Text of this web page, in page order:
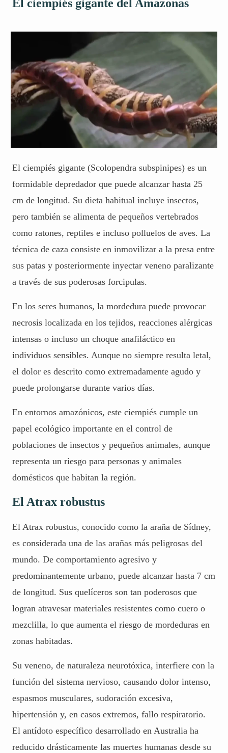
El ciempiés gigante del Amazonas
El ciempiés gigante (Scolopendra subspinipes) es un
formidable depredador que puede alcanzar hasta 25
cm de longitud. Su dieta habitual incluye insectos,
pero también se alimenta de pequeños vertebrados
como ratones, reptiles e incluso polluelos de aves. La
técnica de caza consiste en inmovilizar a la presa entre
sus patas y posteriormente inyectar veneno paralizante
a través de sus poderosas forcipulas.
En los seres humanos, la mordedura puede provocar
necrosis localizada en los tejidos, reacciones alérgicas
intensas o incluso un choque anafiláctico en
individuos sensibles. Aunque no siempre resulta letal,
el dolor es descrito como extremadamente agudo y
puede prolongarse durante varios días.
En entornos amazónicos, este ciempiés cumple un
papel ecológico importante en el control de
poblaciones de insectos y pequeños animales, aunque
representa un riesgo para personas y animales
domésticos que habitan la región.
El Atrax robustus
El Atrax robustus, conocido como la araña de Sídney,
es considerada una de las arañas más peligrosas del
mundo. De comportamiento agresivo y
predominantemente urbano, puede alcanzar hasta 7 cm
de longitud. Sus quelíceros son tan poderosos que
logran atravesar materiales resistentes como cuero o
mezclilla, lo que aumenta el riesgo de mordeduras en
zonas habitadas.
Su veneno, de naturaleza neurotóxica, interfiere con la
función del sistema nervioso, causando dolor intenso,
espasmos musculares, sudoración excesiva,
hipertensión y, en casos extremos, fallo respiratorio.
El antídoto específico desarrollado en Australia ha
reducido drásticamente las muertes humanas desde su